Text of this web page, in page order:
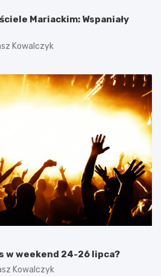
Mariackim: Wspaniały
Kowalczyk
w weekend 24-26 lipca?
Kowalczyk